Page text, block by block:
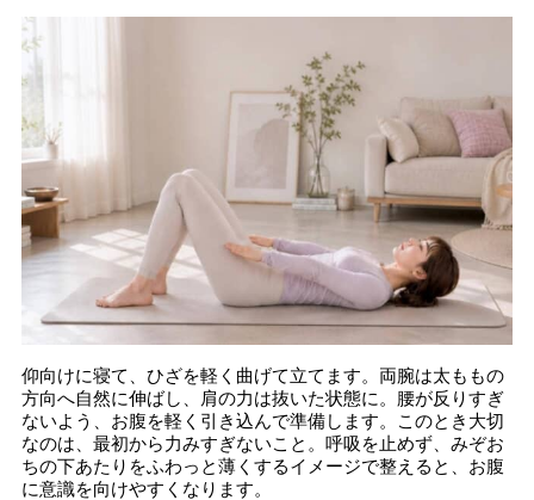
仰向けに寝て、ひざを軽く曲げて立てます。両腕は太ももの
方向へ自然に伸ばし、肩の力は抜いた状態に。腰が反りすぎ
ないよう、お腹を軽く引き込んで準備します。このとき大切
なのは、最初から力みすぎないこと。呼吸を止めず、みぞお
ちの下あたりをふわっと薄くするイメージで整えると、お腹
に意識を向けやすくなります。